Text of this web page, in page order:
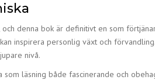
denna bok är definitivt en som
inspirera personlig växt och
nivå.
läsning både fascinerande och